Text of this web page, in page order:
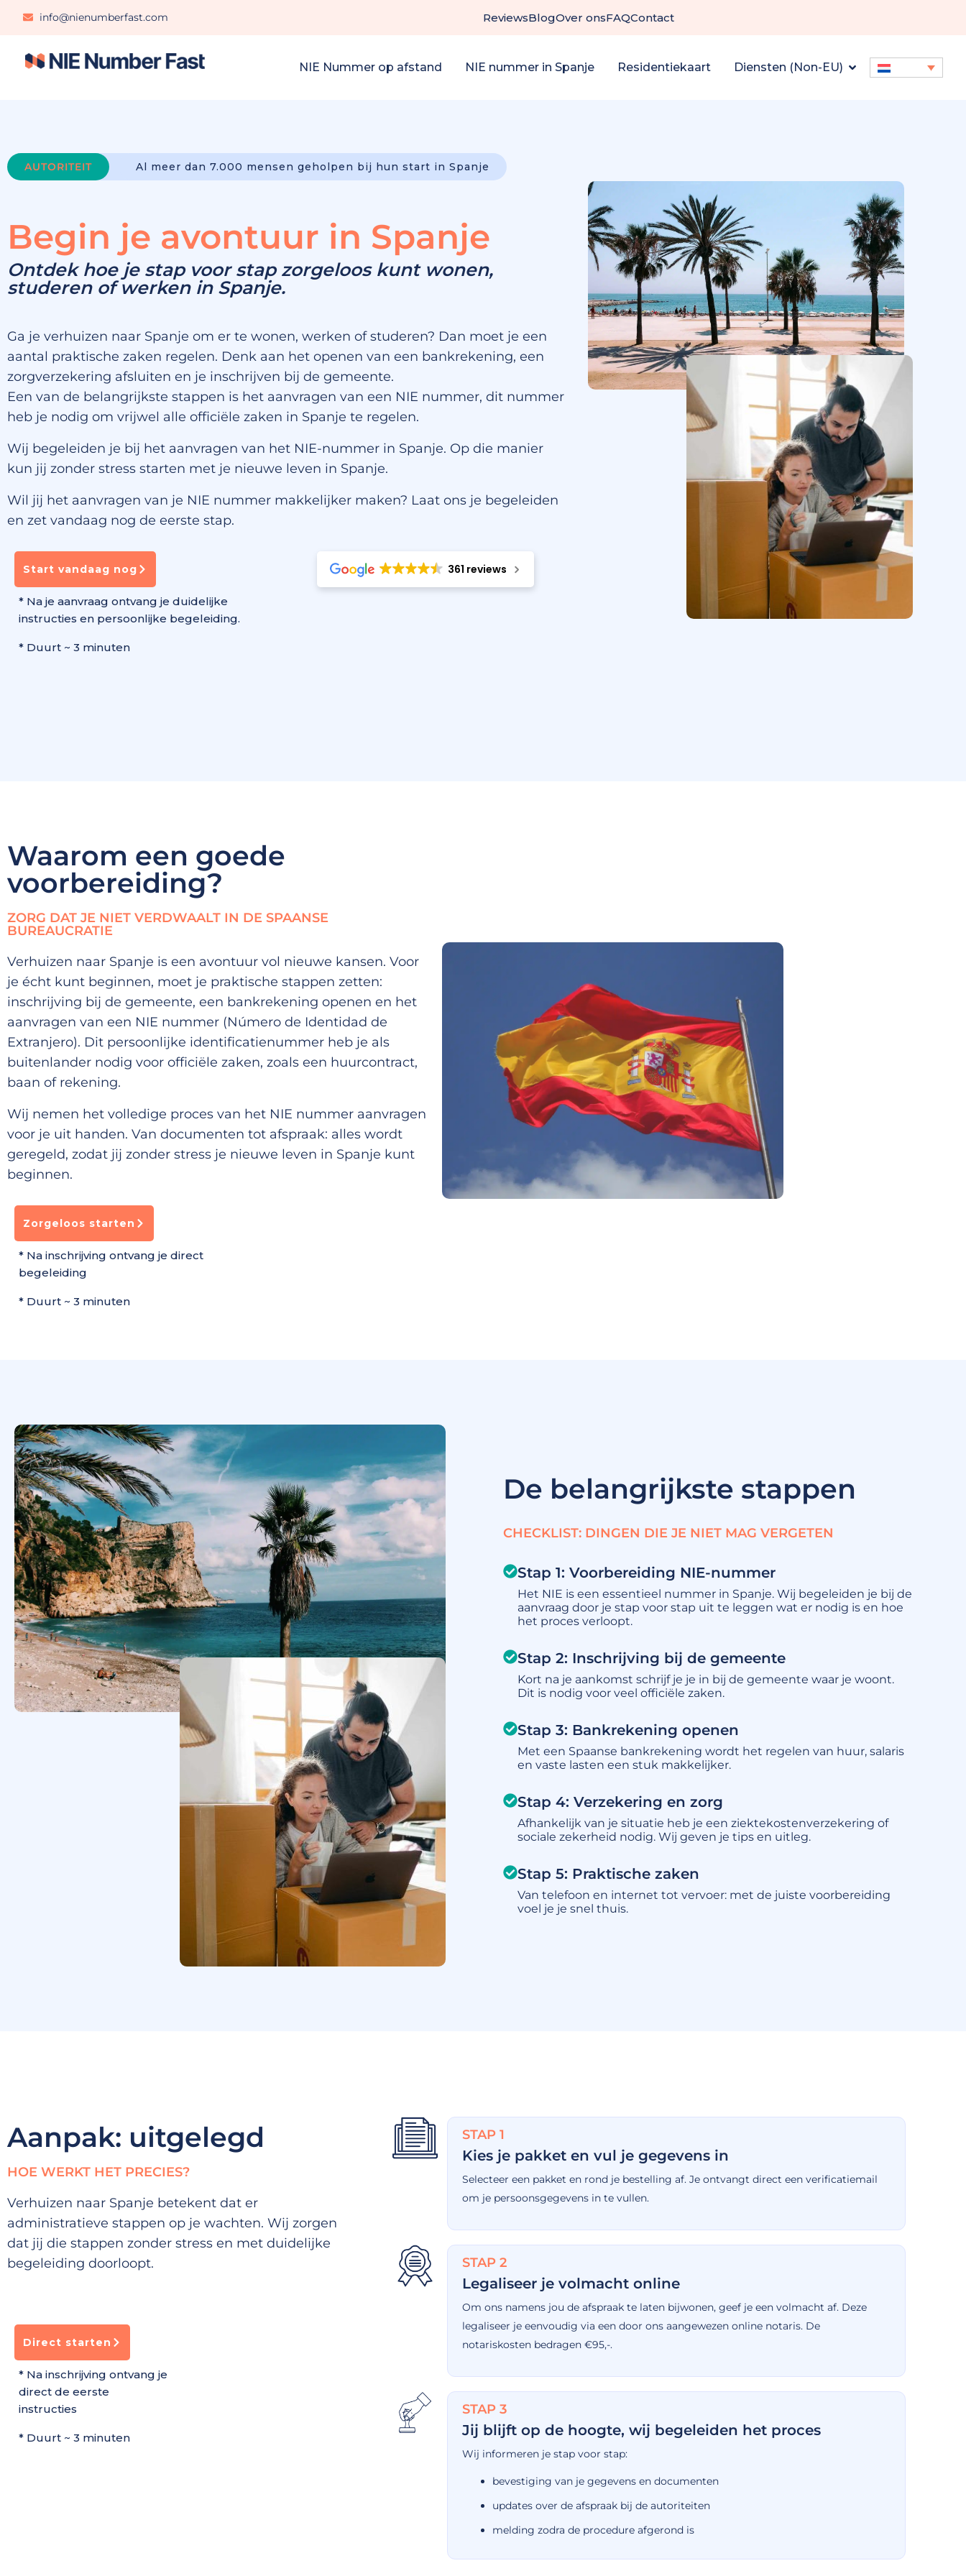
info@nienumberfast.com ReviewsBlogOver onsFAQContact
NIE Nummer op afstand NIE nummer in Spanje Residentiekaart Diensten (Non-EU)
AUTORITEIT Al meer dan 7.000 mensen geholpen bij hun start in Spanje
Begin je avontuur in Spanje
Ontdek hoe je stap voor stap zorgeloos kunt wonen,
studeren of werken in Spanje.
Ga je verhuizen naar Spanje om er te wonen, werken of studeren? Dan moet je een
aantal praktische zaken regelen. Denk aan het openen van een bankrekening, een
zorgverzekering afsluiten en je inschrijven bij de gemeente.
Een van de belangrijkste stappen is het aanvragen van een NIE nummer, dit nummer
heb je nodig om vrijwel alle officiële zaken in Spanje te regelen.
Wij begeleiden je bij het aanvragen van het NIE-nummer in Spanje. Op die manier
kun jij zonder stress starten met je nieuwe leven in Spanje.
Wil jij het aanvragen van je NIE nummer makkelijker maken? Laat ons je begeleiden
en zet vandaag nog de eerste stap.
Start vandaag nog
* Na je aanvraag ontvang je duidelijke
instructies en persoonlijke begeleiding.
* Duurt ~ 3 minuten
361 reviews
Waarom een goede
voorbereiding?
ZORG DAT JE NIET VERDWAALT IN DE SPAANSE
BUREAUCRATIE
Verhuizen naar Spanje is een avontuur vol nieuwe kansen. Voor
je écht kunt beginnen, moet je praktische stappen zetten:
inschrijving bij de gemeente, een bankrekening openen en het
aanvragen van een NIE nummer (Número de Identidad de
Extranjero). Dit persoonlijke identificatienummer heb je als
buitenlander nodig voor officiële zaken, zoals een huurcontract,
baan of rekening.
Wij nemen het volledige proces van het NIE nummer aanvragen
voor je uit handen. Van documenten tot afspraak: alles wordt
geregeld, zodat jij zonder stress je nieuwe leven in Spanje kunt
beginnen.
Zorgeloos starten
* Na inschrijving ontvang je direct
begeleiding
* Duurt ~ 3 minuten
De belangrijkste stappen
CHECKLIST: DINGEN DIE JE NIET MAG VERGETEN
Stap 1: Voorbereiding NIE-nummer
Het NIE is een essentieel nummer in Spanje. Wij begeleiden je bij de
aanvraag door je stap voor stap uit te leggen wat er nodig is en hoe
het proces verloopt.
Stap 2: Inschrijving bij de gemeente
Kort na je aankomst schrijf je je in bij de gemeente waar je woont.
Dit is nodig voor veel officiële zaken.
Stap 3: Bankrekening openen
Met een Spaanse bankrekening wordt het regelen van huur, salaris
en vaste lasten een stuk makkelijker.
Stap 4: Verzekering en zorg
Afhankelijk van je situatie heb je een ziektekostenverzekering of
sociale zekerheid nodig. Wij geven je tips en uitleg.
Stap 5: Praktische zaken
Van telefoon en internet tot vervoer: met de juiste voorbereiding
voel je je snel thuis.
Aanpak: uitgelegd
HOE WERKT HET PRECIES?
Verhuizen naar Spanje betekent dat er
administratieve stappen op je wachten. Wij zorgen
dat jij die stappen zonder stress en met duidelijke
begeleiding doorloopt.
Direct starten
* Na inschrijving ontvang je
direct de eerste
instructies
* Duurt ~ 3 minuten
STAP 1
Kies je pakket en vul je gegevens in
Selecteer een pakket en rond je bestelling af. Je ontvangt direct een verificatiemail
om je persoonsgegevens in te vullen.
STAP 2
Legaliseer je volmacht online
Om ons namens jou de afspraak te laten bijwonen, geef je een volmacht af. Deze
legaliseer je eenvoudig via een door ons aangewezen online notaris. De
notariskosten bedragen €95,-.
STAP 3
Jij blijft op de hoogte, wij begeleiden het proces
Wij informeren je stap voor stap:
bevestiging van je gegevens en documenten
updates over de afspraak bij de autoriteiten
melding zodra de procedure afgerond is